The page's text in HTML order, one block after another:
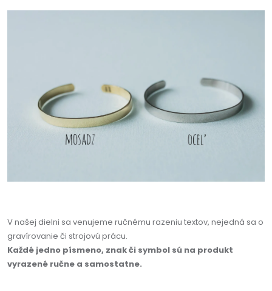
V našej dielni sa venujeme ručnému razeniu textov, nejedná sa o
gravírovanie či strojovú prácu.
Každé jedno písmeno, znak či symbol sú na produkt
vyrazené ručne a samostatne.